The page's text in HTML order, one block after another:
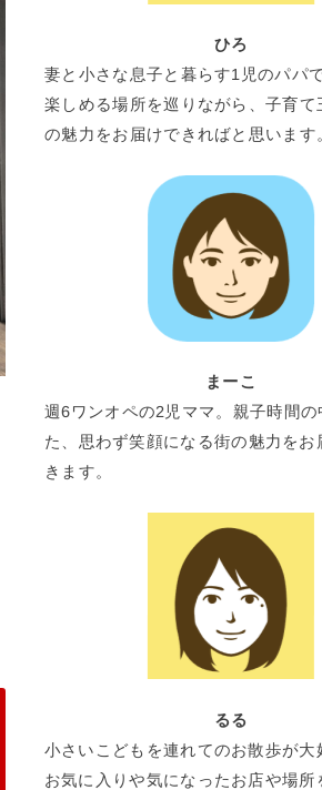
ひろ
妻と小さな息子と暮らす1児のパパ
楽しめる場所を巡りながら、子育て
の魅力をお届けできればと思います
まーこ
週6ワンオペの2児ママ。親子時間の
た、思わず笑顔になる街の魅力をお
きます。
るる
小さいこどもを連れてのお散歩が大
お気に入りや気になったお店や場所